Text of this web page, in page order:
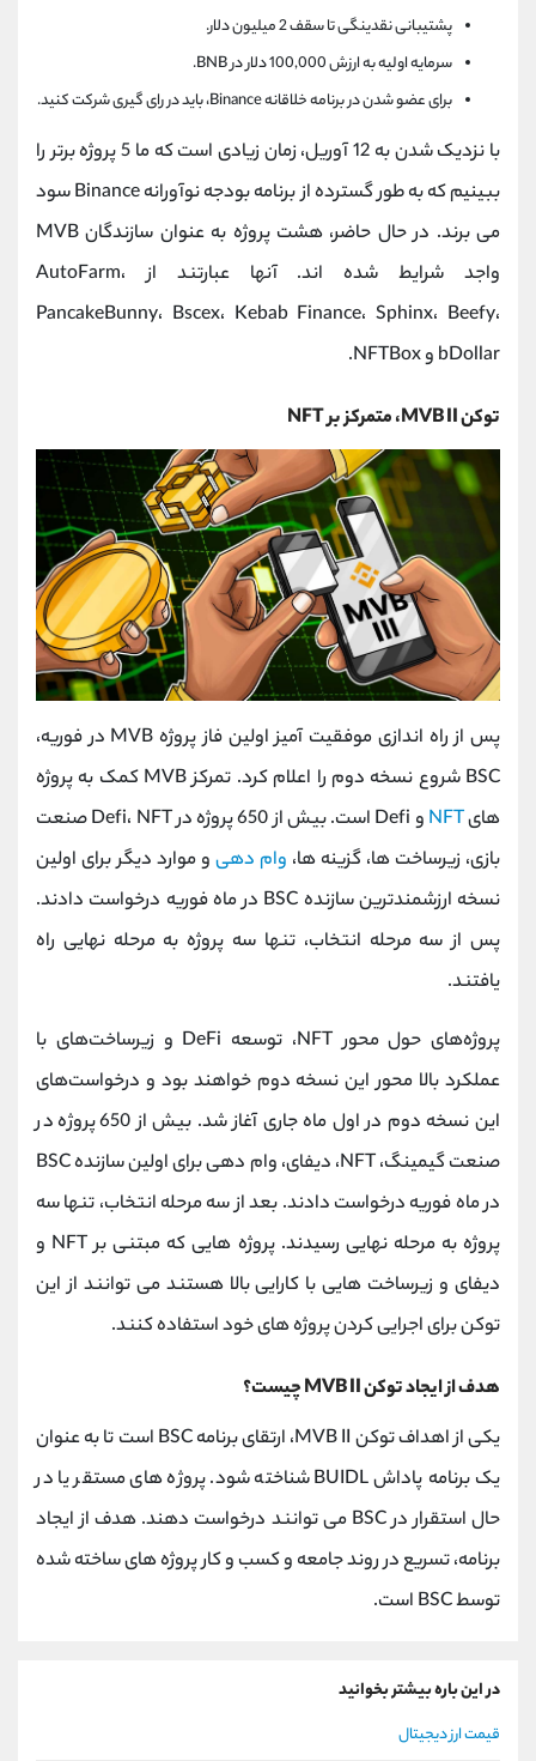
پشتیبانی نقدینگی تا سقف 2 میلیون دلار.
سرمایه اولیه به ارزش 100,000 دلار در BNB.
برای عضو شدن در برنامه خلاقانه Binance، باید در رای گیری شرکت کنید.
با نزدیک شدن به 12 آوریل، زمان زیادی است که ما 5 پروژه برتر را
ببینیم که به طور گسترده از برنامه بودجه نوآورانه Binance سود
می برند. در حال حاضر، هشت پروژه به عنوان سازندگان MVB
واجد شرایط شده اند. آنها عبارتند از AutoFarm،
PancakeBunny، Bscex، Kebab Finance، Sphinx، Beefy،
bDollar و NFTBox.
توکن MVB II، متمرکز بر NFT
پس از راه اندازی موفقیت آمیز اولین فاز پروژه MVB در فوریه،
BSC شروع نسخه دوم را اعلام کرد. تمرکز MVB کمک به پروژه
هایNFT
و Defi است. بیش از 650 پروژه در Defi، NFT صنعت
بازی، زیرساخت ها، گزینه ها، وام دهی و موارد دیگر برای اولین
نسخه ارزشمندترین سازنده BSC در ماه فوریه درخواست دادند.
پس از سه مرحله انتخاب، تنها سه پروژه به مرحله نهایی راه
یافتند.
پروژه‌های حول محور NFT، توسعه DeFi و زیرساخت‌های با
عملکرد بالا محور این نسخه دوم خواهند بود و درخواست‌های
این نسخه دوم در اول ماه جاری آغاز شد. بیش از 650 پروژه در
صنعت گیمینگ، NFT، دیفای، وام دهی برای اولین سازنده BSC
در ماه فوریه درخواست دادند. بعد از سه مرحله انتخاب، تنها سه
پروژه به مرحله نهایی رسیدند. پروژه هایی که مبتنی بر NFT و
دیفای و زیرساخت هایی با کارایی بالا هستند می توانند از این
توکن برای اجرایی کردن پروژه های خود استفاده کنند.
هدف از ایجاد توکن MVB II چیست؟
یکی از اهداف توکن MVB II، ارتقای برنامه BSC است تا به عنوان
یک برنامه پاداش BUIDL شناخته شود. پروژه های مستقر یا در
حال استقرار در BSC می توانند درخواست دهند. هدف از ایجاد
برنامه، تسریع در روند جامعه و کسب و کار پروژه های ساخته شده
توسط BSC است.
در این باره بیشتر بخوانید
قیمت ارز دیجیتال